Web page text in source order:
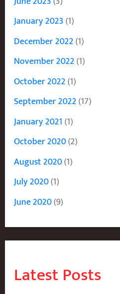
January 2023 (1)
December 2022 (1)
November 2022 (1)
October 2022 (1)
September 2022 (17)
January 2021 (1)
October 2020(2)
August 2020(1)
July 2020(1)
June 2020(9)
Latest Posts